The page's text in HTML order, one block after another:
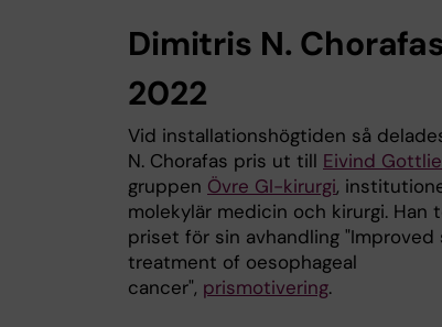
Dimitris N.
2022
Vid installationshögtiden så
N. Chorafas pris ut till Eivind
gruppen Övre GI-kirurgi,
molekylär medicin och kirurgi. Han
priset för sin avhandling "Improved
treatment of oesophageal
cancer", prismotivering.